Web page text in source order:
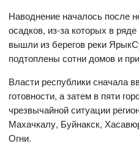
Наводнение началось после
осадков, из-за которых в
вышли из берегов реки
подтоплены сотни домов и
Власти республики сначала
готовности, а затем в пяти
чрезвычайной ситуации
Махачкалу, Буйнакск,
Огни.